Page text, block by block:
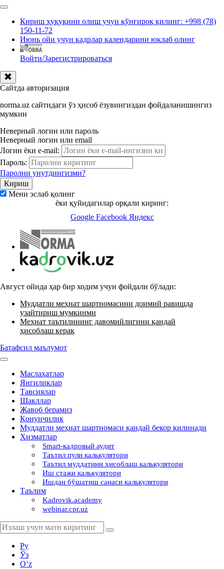
Кириш ҳуқуқини олиш учун қўнғироқ қилинг: +998 (78)
150-11-72
Июнь ойи учун кадрлар календарини юклаб олинг
Войти/Зарегистрироваться
Сайтда авторизация
norma.uz сайтидаги ўз ҳисоб ёзувингиздан фойдаланишингиз
мумкин
Неверный логин или пароль
Неверный логин или email
Логин ёки e-mail:
Пароль:
Паролни унутдингизми?
Мени эслаб қолинг
ёки қуйидагилар орқали киринг:
Google Facebook Яндекс
Август ойида ҳар бир ходим учун фойдали бўлади:
Муддатли меҳнат шартномасини доимий равишда
узайтириш мумкинми
Меҳнат таътилининг давомийлигини қандай
ҳисоблаш керак
Батафсил маълумот
Маслаҳатлар
Янгиликлар
Тавсиялар
Шакллар
Жавоб берамиз
Қонунчилик
Муддатли меҳнат шартномаси қандай бекор қилинади
Хизматлар
Smart-кадровый аудит
Таътил пули калькулятори
Таътил муддатини ҳисоблаш калькулятори
Иш стажи калькулятори
Ишдан бўшатиш санаси калькулятори
Таълим
Kadrovik.academy
webinar.cpr.uz
Ру
Ўз
Oʻz